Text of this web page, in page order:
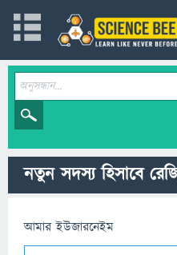
নতুন সদস্য হিসাবে
আমার ইউজারনেইম